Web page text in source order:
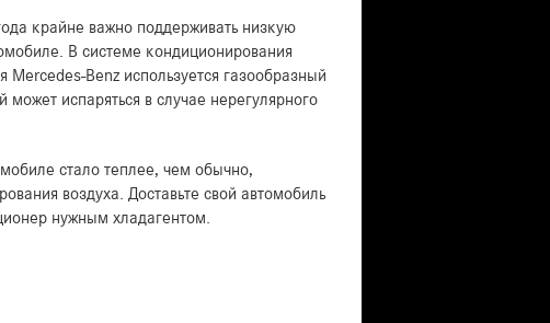
крайне важно поддерживать низкую
В системе кондиционирования
Mercedes-Benz используется газообразный
может испаряться в случае нерегулярного
стало теплее, чем обычно,
воздуха. Доставьте свой автомобиль
нужным хладагентом.